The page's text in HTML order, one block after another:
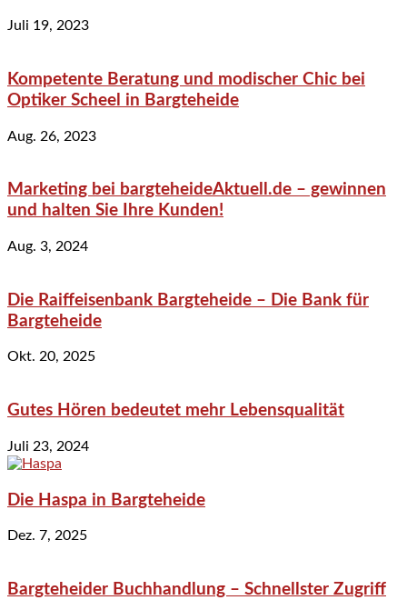
Juli 19, 2023
Kompetente Beratung und modischer Chic bei
Optiker Scheel in Bargteheide
Aug. 26, 2023
Marketing bei bargteheideAktuell.de – gewinnen
und halten Sie Ihre Kunden!
Aug. 3, 2024
Die Raiffeisenbank Bargteheide – Die Bank für
Bargteheide
Okt. 20, 2025
Gutes Hören bedeutet mehr Lebensqualität
Juli 23, 2024
Die Haspa in Bargteheide
Dez. 7, 2025
Bargteheider Buchhandlung – Schnellster Zugriff